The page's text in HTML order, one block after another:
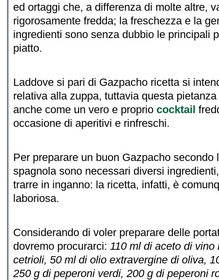
ed ortaggi che, a differenza di molte altre,
rigorosamente fredda; la freschezza e la
ingredienti sono senza dubbio le principali
piatto.
Laddove si pari di Gazpacho ricetta si
relativa alla zuppa, tuttavia questa
anche come un vero e proprio cocktail
occasione di aperitivi e rinfreschi.
Per preparare un buon Gazpacho secondo
spagnola sono necessari diversi
trarre in inganno: la ricetta, infatti, è
laboriosa.
Considerando di voler preparare delle
dovremo procurarci: 110 ml di aceto di vino
cetrioli, 50 ml di olio extravergine di oliva,
250 g di peperoni verdi, 200 g di peperoni